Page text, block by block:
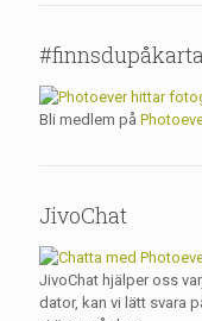
Bli medlem på
JivoChat
JivoChat hjälper oss
dator, kan vi lätt svara